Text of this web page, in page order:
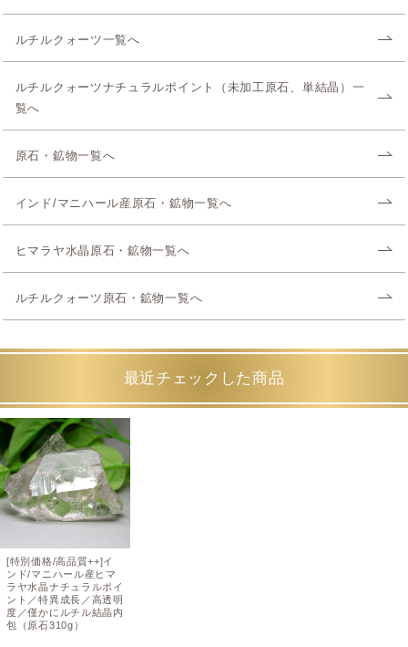
ルチルクォーツ一覧へ
ルチルクォーツナチュラルポイント（未加工原石、単結晶）一
覧へ
原石・鉱物一覧へ
インド/マニハール産原石・鉱物一覧へ
ヒマラヤ水晶原石・鉱物一覧へ
ルチルクォーツ原石・鉱物一覧へ
最近チェックした商品
[特別価格/高品質++]イ
ンド/マニハール産ヒマ
ラヤ水晶ナチュラルポイ
ント／特異成長／高透明
度／僅かにルチル結晶内
包（原石310g）